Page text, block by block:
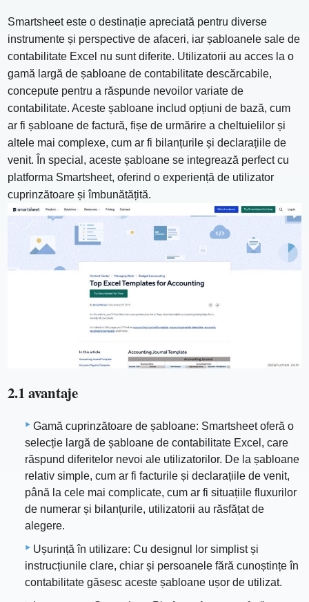
Smartsheet este o destinație apreciată pentru diverse
instrumente și perspective de afaceri, iar șabloanele sale de
contabilitate Excel nu sunt diferite. Utilizatorii au acces la o
gamă largă de șabloane de contabilitate descărcabile,
concepute pentru a răspunde nevoilor variate de
contabilitate. Aceste șabloane includ opțiuni de bază, cum
ar fi șabloane de factură, fișe de urmărire a cheltuielilor și
altele mai complexe, cum ar fi bilanțurile și declarațiile de
venit. În special, aceste șabloane se integrează perfect cu
platforma Smartsheet, oferind o experiență de utilizator
cuprinzătoare și îmbunătățită.
2.1 avantaje
Gamă cuprinzătoare de șabloane: Smartsheet oferă o
selecție largă de șabloane de contabilitate Excel, care
răspund diferitelor nevoi ale utilizatorilor. De la șabloane
relativ simple, cum ar fi facturile și declarațiile de venit,
până la cele mai complicate, cum ar fi situațiile fluxurilor
de numerar și bilanțurile, utilizatorii au răsfățat de
alegere.
Ușurință în utilizare: Cu designul lor simplist și
instrucțiunile clare, chiar și persoanele fără cunoștințe în
contabilitate găsesc aceste șabloane ușor de utilizat.